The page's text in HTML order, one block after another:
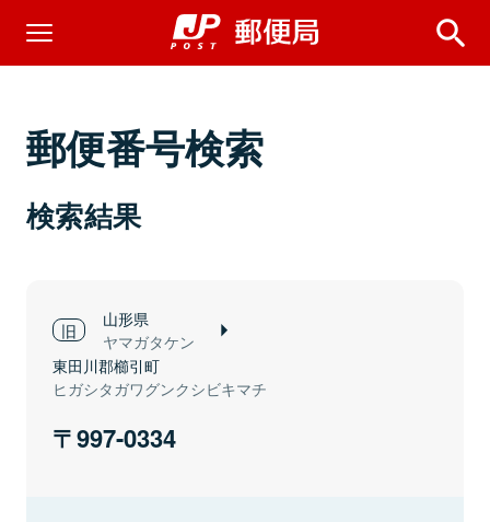
郵便番号検索
検索結果
山形県
ヤマガタケン
東田川郡櫛引町
ヒガシタガワグンクシビキマチ
997-0334